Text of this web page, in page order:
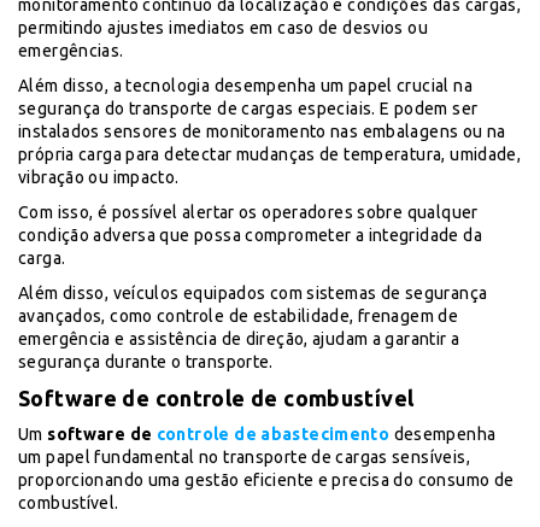
monitoramento contínuo da localização e condições das cargas,
permitindo ajustes imediatos em caso de desvios ou
emergências.
Além disso, a tecnologia desempenha um papel crucial na
segurança do transporte de cargas especiais. E podem ser
instalados sensores de monitoramento nas embalagens ou na
própria carga para detectar mudanças de temperatura, umidade,
vibração ou impacto.
Com isso, é possível alertar os operadores sobre qualquer
condição adversa que possa comprometer a integridade da
carga.
Além disso, veículos equipados com sistemas de segurança
avançados, como controle de estabilidade, frenagem de
emergência e assistência de direção, ajudam a garantir a
segurança durante o transporte.
Software de controle de combustível
Um software de controle de abastecimento desempenha
um papel fundamental no transporte de cargas sensíveis,
proporcionando uma gestão eficiente e precisa do consumo de
combustível.